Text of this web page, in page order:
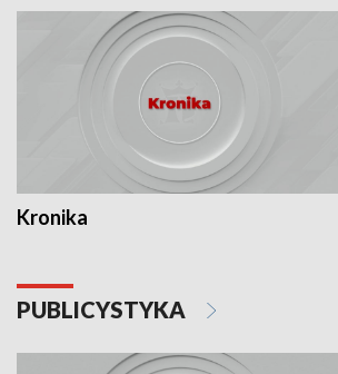
Kronika
PUBLICYSTYKA